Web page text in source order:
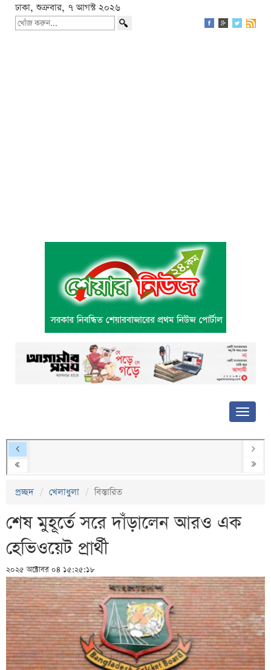
ঢাকা, শুক্রবার, ৭ আগস্ট ২০২৬
প্রচ্ছদ খেলাধুলা বিস্তারিত
শেষ মুহূর্তে সরে দাঁড়ালেন আরও এক
হেভিওয়েট প্রার্থী
২০২৫ অক্টোবর ০৪ ১৫:২৫:১৮